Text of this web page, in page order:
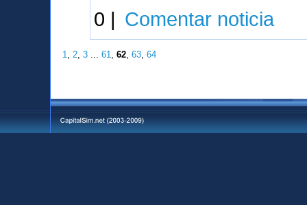
0 | Comentar noticia
1 2 ,3 ...61 ,62 ,63 ,64